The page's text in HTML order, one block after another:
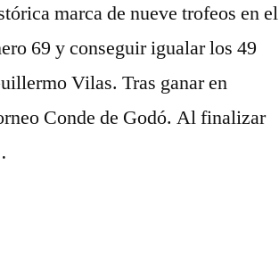
marca de nueve trofeos en el
69 y conseguir igualar los 49
Vilas. Tras ganar en
Conde de Godó. Al finalizar